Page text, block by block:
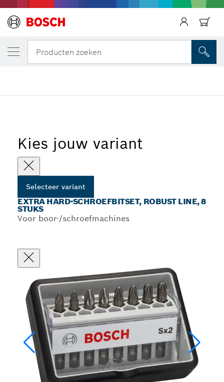
Producten zoeken
Kies jouw variant
Selecteer variant
EXTRA HARD-SCHROEFBITSET, ROBUST LINE, 8
STUKS
Voor boor-/schroefmachines
JOUW GESELECTEERDE VARIANT
Extra Hard-schroefbitset, Robust Line, 8